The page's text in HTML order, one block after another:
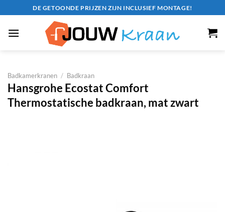
naar
inhoud
DE GETOONDE PRIJZEN ZIJN INCLUSIEF MONTAGE!
Badkamerkranen / Badkraan
Hansgrohe Ecostat Comfort
Thermostatische badkraan, mat zwart